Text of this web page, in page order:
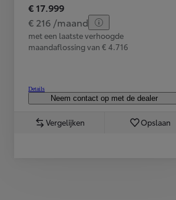
Vanaf
of financiering vanaf
Corolla Touring Sports
HYBRIDE
€ 17.999
€ 216 /maand
met een laatste verhoogde
maandaflossing van € 4.716
Details
Neem contact op met de dealer
Vergelijken Opslaan